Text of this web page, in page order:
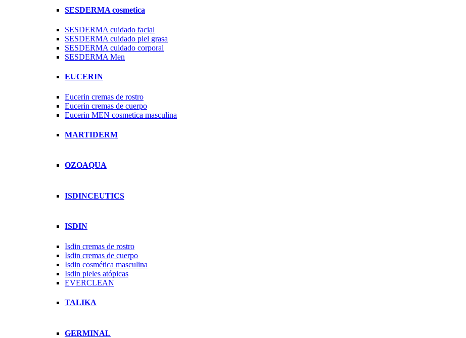
SESDERMA cosmetica
SESDERMA cuidado facial
SESDERMA cuidado piel grasa
SESDERMA cuidado corporal
SESDERMA Men
EUCERIN
Eucerin cremas de rostro
Eucerin cremas de cuerpo
Eucerin MEN cosmetica masculina
MARTIDERM
OZOAQUA
ISDINCEUTICS
ISDIN
Isdin cremas de rostro
Isdin cremas de cuerpo
Isdin cosmética masculina
Isdin pieles atópicas
EVERCLEAN
TALIKA
GERMINAL